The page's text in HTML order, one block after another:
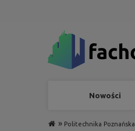
Nowości
» Politechnika Poznańska